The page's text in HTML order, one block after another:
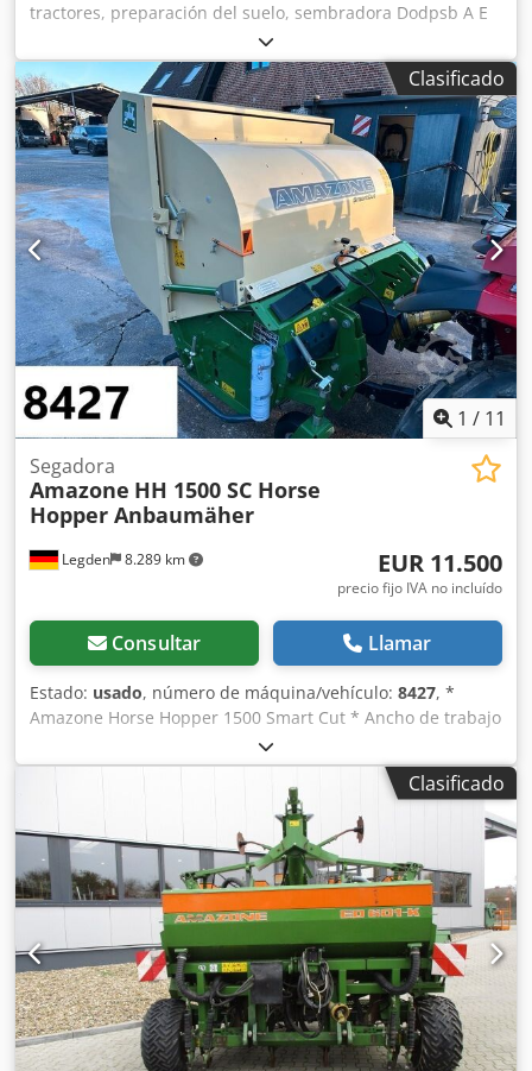
tractores, preparación del suelo, sembradora Dodpsb A E
Ufjfx Acmswa -Cantidad: 3 neumáticos de una sembradora
Amazone -Tamaño del neumático -Buje: Ø 40 mm -
Dimensión: Ø 750 -Precio total: por los 3 neumáticos -Peso:
51 kg/unidad
Clasificado
1 / 11
Legden 8.289 km
Segadora
Amazone HH 1500 SC Horse
Hopper Anbaumäher
EUR 11.500
precio fijo IVA no incluído
Consultar Llamar
Estado: usado, número de máquina/vehículo: 8427, *
Amazone Horse Hopper 1500 Smart Cut * Ancho de trabajo
1,50 m * Capacidad de tolva de recogida 1.500 l *
Enganche de 3 puntos para tractor * Cuchillas de ala H60 *
Rodillos de apoyo * Dispositivo de triturado (mulching) *
Toma de fuerza con rueda libre * Tolva de recogida con
vaciado hidráulico del suelo * Velocidad de rotación 2.650
rpm Dwodpjrhy H Rofx Acmea * Indicador de nivel de
llenado -----Número interno de vehículo: 8427 ¡Soporte por
WhatsApp disponible! Si tiene preguntas sobre la máquina
o necesita más información, no dude en escribirnos
cómodamente por WhatsApp. Whatsapp Whatsapp ----
Sujeto a errores y venta previa.
Clasificado